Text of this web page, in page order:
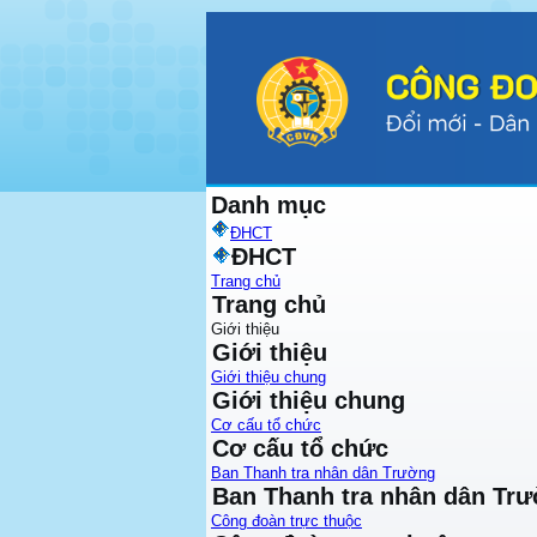
Danh mục
ĐHCT
ĐHCT
Trang chủ
Trang chủ
Giới thiệu
Giới thiệu
Giới thiệu chung
Giới thiệu chung
Cơ cấu tổ chức
Cơ cấu tổ chức
Ban Thanh tra nhân dân Trường
Ban Thanh tra nhân dân
Công đoàn trực thuộc